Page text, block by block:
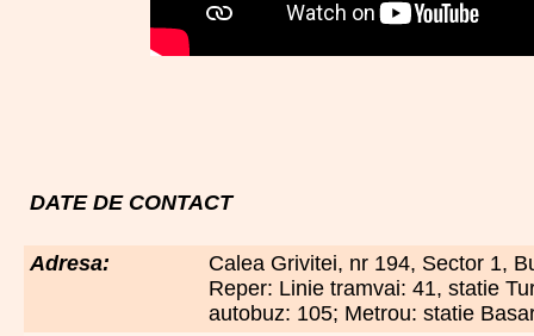
DATE DE CONTACT
Adresa:
Calea Grivitei, nr 194, Sector 1,
Reper: Linie tramvai: 41, statie
autobuz: 105; Metrou: statie